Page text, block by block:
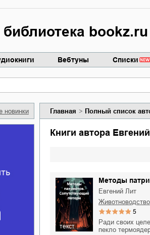
bookz.ru
Вебтуны Списки
новинки
Забытая земля
Главная Полный список
Книги автора
текст
Методы
Евгений Лит
животноводство
5
Ради своих
пекло